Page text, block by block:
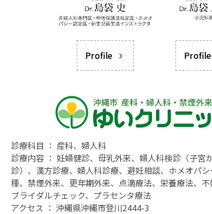
Profile Profile
診療科目 ： 産科、婦人科
診療内容 ： 妊婦健診、母乳外来、婦人科検診（子宮
診）、漢方診療、婦人科診療、避妊相談、ホメオパ
種、禁煙外来、更年期外来、点滴療法、栄養療法、不
ブライダルチェック、プラセンタ療法
アクセス ： 沖縄県沖縄市登川2444-3